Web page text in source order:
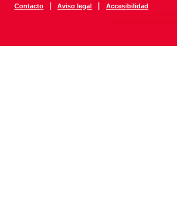
Contacto | Aviso legal | Accesibilidad